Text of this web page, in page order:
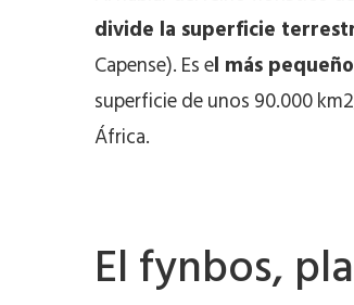
divide la superficie
Capense). Es el más
superficie de unos 90.000
África.
El fynbos,